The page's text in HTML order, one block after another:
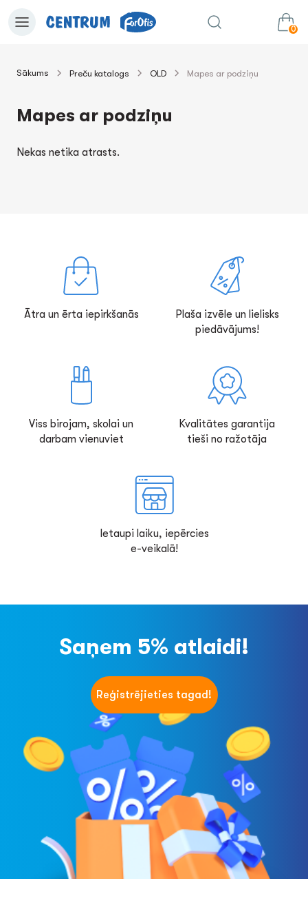
0
Sākums Preču katalogs OLD Mapes ar podziņu
Mapes ar podziņu
Nekas netika atrasts.
Ātra un ērta iepirkšanās
Plaša izvēle un lielisks
piedāvājums!
Viss birojam, skolai un
darbam vienuviet
Kvalitātes garantija
tieši no ražotāja
Ietaupi laiku, iepērcies
e-veikalā!
Saņem 5% atlaidi!
Reģistrējieties tagad!